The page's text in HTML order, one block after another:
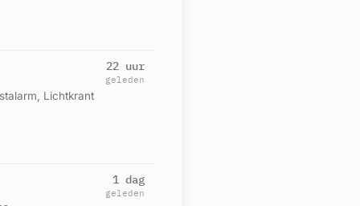
Lichtkrant
22 uur
geleden
1 dag
geleden